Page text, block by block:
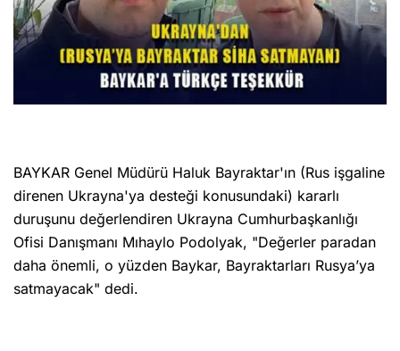
BAYKAR Genel Müdürü Haluk Bayraktar'ın (Rus işgaline
direnen Ukrayna'ya desteği konusundaki) kararlı
duruşunu değerlendiren Ukrayna Cumhurbaşkanlığı
Ofisi Danışmanı Mıhaylo Podolyak, "Değerler paradan
daha önemli, o yüzden Baykar, Bayraktarları Rusya’ya
satmayacak" dedi.